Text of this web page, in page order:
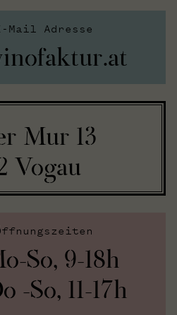
Mail Adresse
Mur 13
Vogau
So, 9-18h
-So, 11-17h